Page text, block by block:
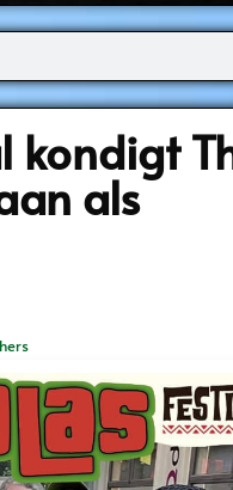
kondigt
als